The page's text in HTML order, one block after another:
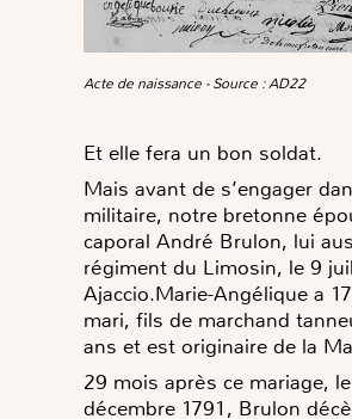
Acte de naissance - Source : AD22
Et elle fera un bon soldat.
Mais avant de s’engager
militaire, notre bretonne
caporal André Brulon, lui
régiment du Limosin, le 9
Ajaccio.Marie-Angélique a
mari, fils de marchand
ans et est originaire de la
29 mois après ce mariage,
décembre 1791, Brulon